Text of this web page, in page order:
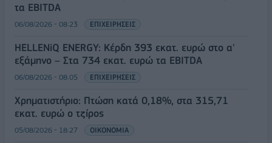
τα EBITDA
06/08/2026 - 08:23 ΕΠΙΧΕΙΡΗΣΕΙΣ
HELLENiQ ENERGY: Κέρδη 393 εκατ. ευρώ στο α'
εξάμηνο – Στα 734 εκατ. ευρώ τα EBITDA
06/08/2026 - 08:05 ΕΠΙΧΕΙΡΗΣΕΙΣ
Χρηματιστήριο: Πτώση κατά 0,18%, στα 315,71
εκατ. ευρώ ο τζίρος
05/08/2026 - 18:27 ΟΙΚΟΝΟΜΙΑ